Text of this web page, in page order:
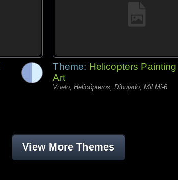
Theme: Helicopters Painting
Art
Vuelo, Helicópteros, Dibujado, Mil Mi-6
View More Themes